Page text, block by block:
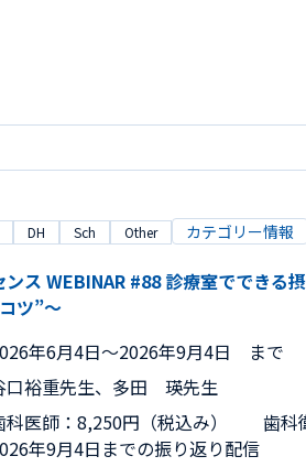
DH Sch Other カテゴリー情報
ンス WEBINAR #88 診療室でできる
ツ”～
年6月4日〜2026年9月4日 まで
口裕重先生、多田 瑛先生
科医師：8,250円（税込み） 歯科
年9月4日までの振り返り配信